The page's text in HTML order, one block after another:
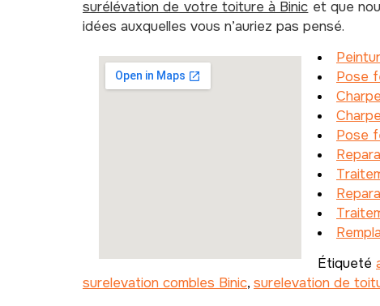
surélévation de votre toiture à Binic et que
idées auxquelles vous n’auriez pas pensé.
Pose
Pose
Étiqueté
surelevation combles Binic, surelevation de